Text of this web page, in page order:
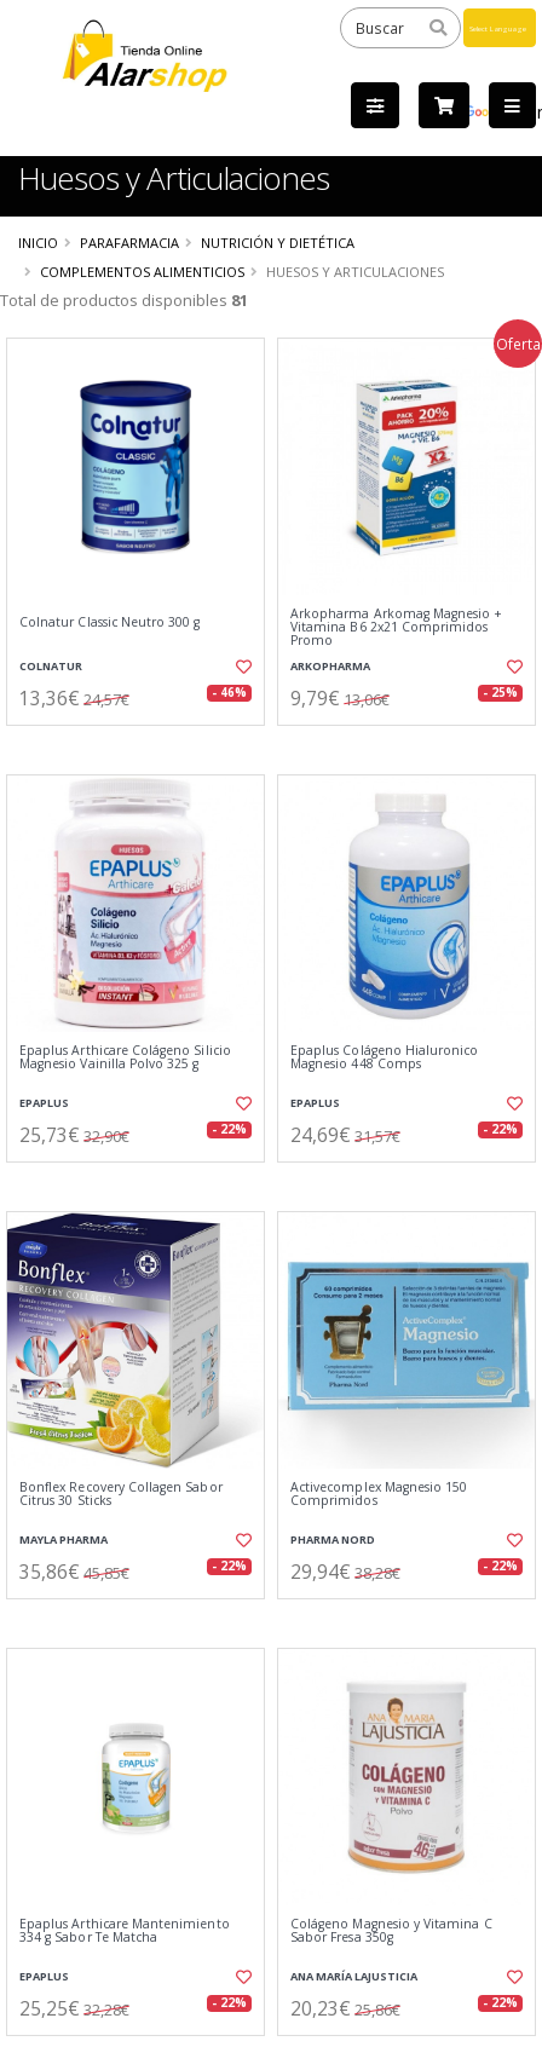
by
Huesos y Articulaciones
INICIO PARAFARMACIA
NUTRICIÓN Y DIETÉTICA
COMPLEMENTOS ALIMENTICIOS
HUESOS Y ARTICULACIONES
Total de productos disponibles 81
Colnatur Classic Neutro 300 g
COLNATUR
13,36€ 24,57€ - 46%
Oferta
Arkopharma Arkomag Magnesio +
Vitamina B6 2x21 Comprimidos
Promo
ARKOPHARMA
9,79€ 13,06€ - 25%
Epaplus Arthicare Colágeno Silicio
Magnesio Vainilla Polvo 325 g
EPAPLUS
25,73€ 32,90€ - 22%
Epaplus Colágeno Hialuronico
Magnesio 448 Comps
EPAPLUS
24,69€ 31,57€ - 22%
Bonflex Recovery Collagen Sabor
Citrus 30 Sticks
MAYLA PHARMA
35,86€ 45,85€ - 22%
Activecomplex Magnesio 150
Comprimidos
PHARMA NORD
29,94€ 38,28€ - 22%
Epaplus Arthicare Mantenimiento
334 g Sabor Te Matcha
EPAPLUS
25,25€ 32,28€ - 22%
Colágeno Magnesio y Vitamina C
Sabor Fresa 350g
ANA MARÍA LAJUSTICIA
20,23€ 25,86€ - 22%